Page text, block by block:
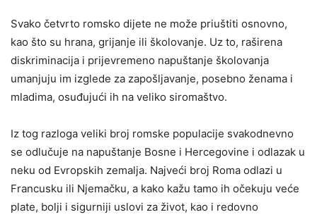
Svako četvrto romsko dijete ne može priuštiti osnovno,
kao što su hrana, grijanje ili školovanje. Uz to, raširena
diskriminacija i prijevremeno napuštanje školovanja
umanjuju im izglede za zapošljavanje, posebno ženama i
mladima, osuđujući ih na veliko siromaštvo.
Iz tog razloga veliki broj romske populacije svakodnevno
se odlučuje na napuštanje Bosne i Hercegovine i odlazak u
neku od Evropskih zemalja. Najveći broj Roma odlazi u
Francusku ili Njemačku, a kako kažu tamo ih očekuju veće
plate, bolji i sigurniji uslovi za život, kao i redovno